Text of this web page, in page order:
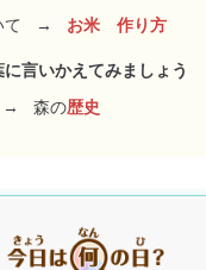
→ お米 作り方
言いかえてみましょう
→ 森の歴史